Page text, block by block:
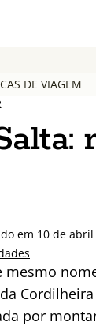
DE VIAGEM
em 10 de
por